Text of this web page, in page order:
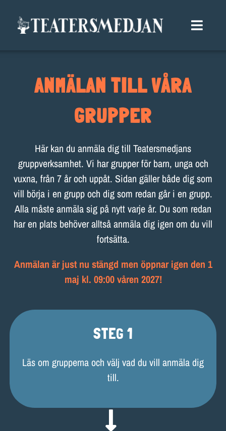
innehållet
Toggle
VÅRA GRUPPER
SOMMARTEATER
BLI MEDLEM
KALENDER
BOKA OSS
LOKALER OCH KOSTYM
KONTAKT
DOKUMENT
TEATERSMEDJAN PLAY
ANMÄLAN TILL VÅRA
GRUPPER
Här kan du anmäla dig till Teatersmedjans
gruppverksamhet. Vi har grupper för barn, unga och
vuxna, från 7 år och uppåt. Sidan gäller både dig som
vill börja i en grupp och dig som redan går i en grupp.
Alla måste anmäla sig på nytt varje år. Du som redan
har en plats behöver alltså anmäla dig igen om du vill
fortsätta.
Anmälan är just nu stängd men öppnar igen den 1
maj kl. 09:00 våren 2027!
STEG 1
Läs om grupperna och välj vad du vill anmäla dig
till.